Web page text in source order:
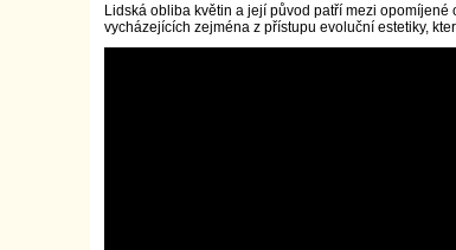
Lidská obliba květin a její původ patří mezi
vycházejících zejména z přístupu evoluční estetiky,